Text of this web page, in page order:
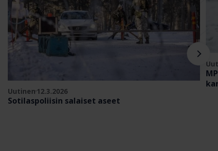
Uutinen 12.3.2026
Sotilaspoliisin salaiset aseet